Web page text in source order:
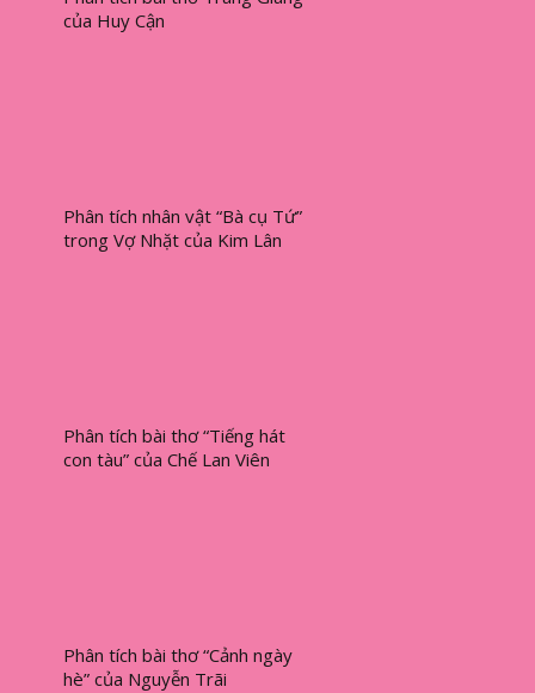
của Huy Cận
Phân tích nhân vật “Bà cụ Tứ”
trong Vợ Nhặt của Kim Lân
Phân tích bài thơ “Tiếng hát
con tàu” của Chế Lan Viên
Phân tích bài thơ “Cảnh ngày
hè” của Nguyễn Trãi